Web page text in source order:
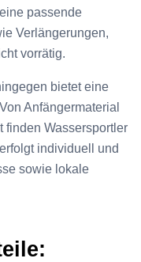
passende
Verlängerungen,
vorrätig.
bietet eine
Anfängermaterial
finden Wassersportler
individuell und
sowie lokale